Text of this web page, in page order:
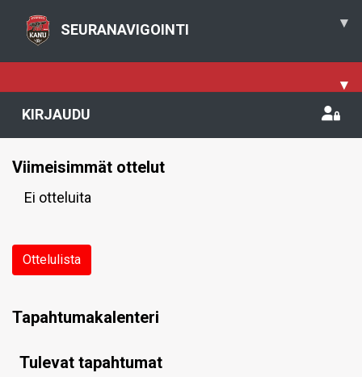
SEURANAVIGOINTI ▾
▾
KIRJAUDU
Viimeisimmät ottelut
Ei otteluita
Ottelulista
Tapahtumakalenteri
Tulevat tapahtumat